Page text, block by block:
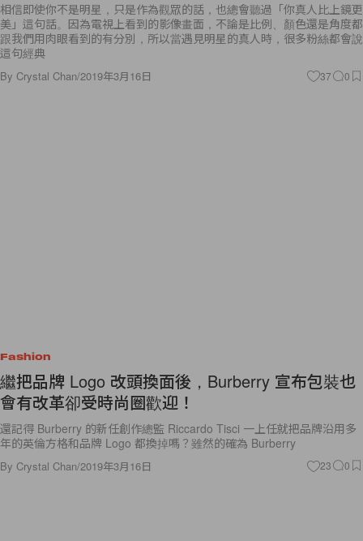
相信即使你不是明星，只是作為觀眾的話，也總會聽過「你真人比上鏡更
美」這句話。因為電視上看到的影像畫面，不論是比例、顏色還是角度都
跟我們用肉眼看到的有分別，所以當遇見明星的真人時，很多粉絲都會說
這句經典
By Crystal Chan/2019年3月16日 37 0
Fashion
繼把品牌 Logo 改頭換面後，Burberry 宣布包裝也
會有改革卻受時尚圈歡迎！
還記得 Burberry 的新任創作總監 Riccardo Tisci 一上任就把品牌沿用多
年的英倫方格和品牌 Logo 都換掉嗎？雖然的確為 Burberry
By Crystal Chan/2019年3月16日 23 0